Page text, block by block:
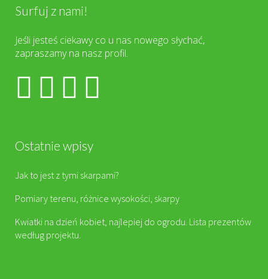
Surfuj z nami!
Jeśli jesteś ciekawy co u nas nowego słychać,
zapraszamy na nasz profil.
Ostatnie wpisy
Jak to jest z tymi skarpami?
Pomiary terenu, różnice wysokości, skarpy
Kwiatki na dzień kobiet, najlepiej do ogrodu. Lista prezentów
według projektu.